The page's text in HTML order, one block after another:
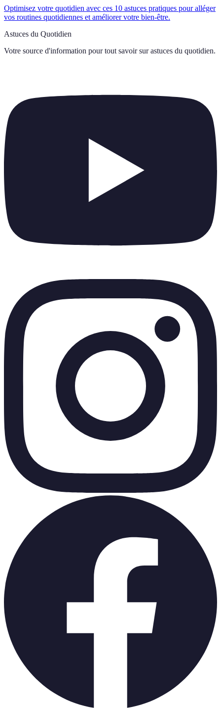
Optimisez votre quotidien avec ces 10 astuces pratiques pour alléger
vos routines quotidiennes et améliorer votre bien-être.
Astuces du Quotidien
Votre source d'information pour tout savoir sur astuces du quotidien.